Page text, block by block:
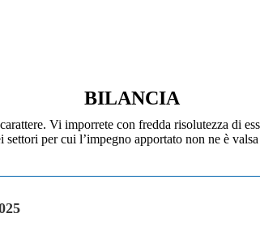
BILANCIA
Vi imporrete con fredda risolutezza di
per cui l’impegno apportato non ne è